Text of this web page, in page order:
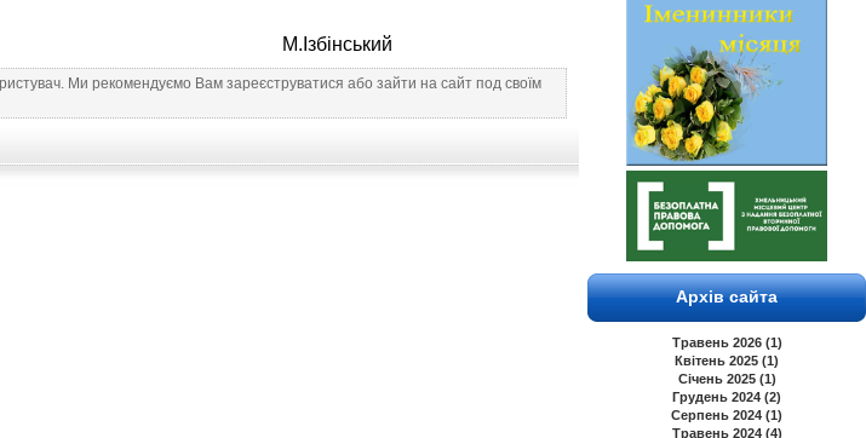
Архів сайта
Травень 2026 (1)
Квітень 2025 (1)
Січень 2025 (1)
Грудень 2024 (2)
Серпень 2024 (1)
Травень 2024 (4)
ради М.Ізбінський
Ми рекомендуємо Вам зареєструватися або зайти на сайт под своїм